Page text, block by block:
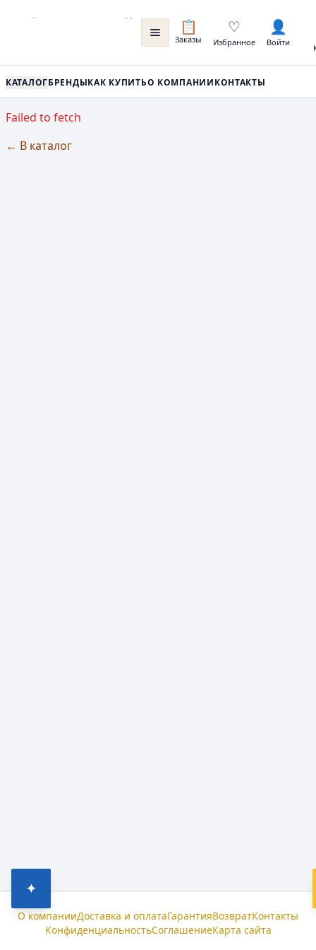
📋
Заказы
♡
Избранное
👤
Войти
КАТАЛОГБРЕНДЫКАК КУПИТЬО КОМПАНИИКОНТАКТЫ
Failed to fetch
← В каталог
✦
О компанииДоставка и оплатаГарантияВозвратКонтакты
КонфиденциальностьСоглашениеКарта сайта